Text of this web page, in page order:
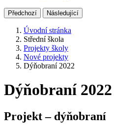
Předchozí Následující
Úvodní stránka
Střední škola
Projekty školy
Nové projekty
Dýňobraní 2022
Dýňobraní 2022
Projekt – dýňobraní